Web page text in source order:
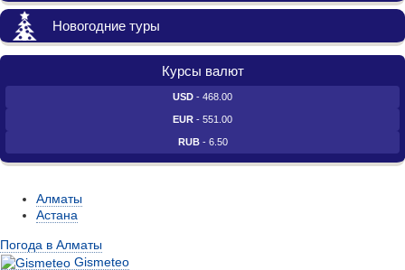
Новогодние туры
Курсы валют
USD - 468.00
EUR - 551.00
RUB- 6.50
Алматы
Астана
Погода в Алматы
Gismeteo